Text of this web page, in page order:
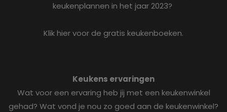
keukenplannen in het jaar 2023?
Klik hier voor de gratis keukenboeken.
Keukens ervaringen
Wat voor een ervaring heb jij met een keukenwinkel
gehad? Wat vond je nou zo goed aan de keukenwinkel?